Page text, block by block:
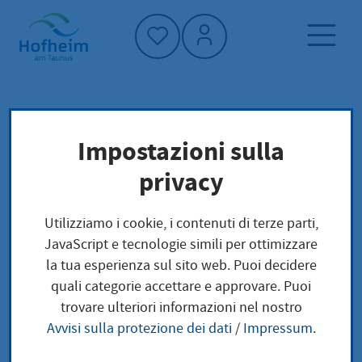
Home"
Pagina iniziale
Notizie e offerte
Aktuelles aus Hofheim
Am 18. Mai ist Internationaler Museumstag
Am 18. Mai ist
Internationaler
Museumstag
Impostazioni sulla
privacy
Utilizziamo i cookie, i contenuti di terze parti,
JavaScript e tecnologie simili per ottimizzare
la tua esperienza sul sito web. Puoi decidere
quali categorie accettare e approvare. Puoi
trovare ulteriori informazioni nel nostro
Avvisi sulla protezione dei dati/ Impressum.